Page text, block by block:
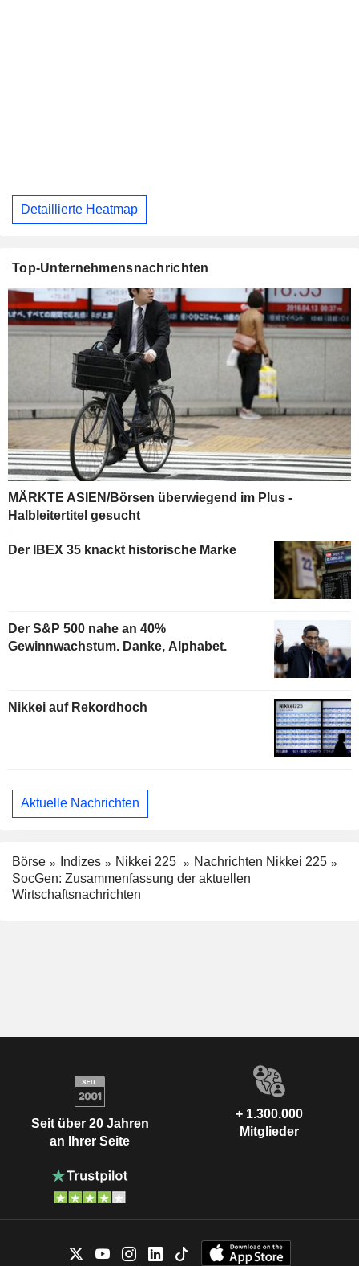
Detaillierte Heatmap
Top-Unternehmensnachrichten
MÄRKTE ASIEN/Börsen überwiegend im Plus -
Halbleitertitel gesucht
Der IBEX 35 knackt historische Marke
Der S&P 500 nahe an 40%
Gewinnwachstum. Danke, Alphabet.
Nikkei auf Rekordhoch
Aktuelle Nachrichten
Börse Indizes Nikkei 225
Nachrichten Nikkei 225
SocGen: Zusammenfassung der aktuellen
Wirtschaftsnachrichten
Seit über 20 Jahren
an Ihrer Seite
+ 1.300.000
Mitglieder